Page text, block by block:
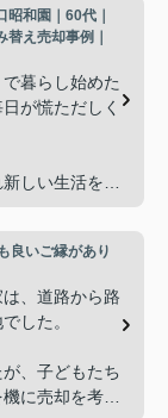
昭和園｜60代｜
え売却事例｜
暮らし始めた
が慌ただしく
しい生活を始
を選びたい
毎日の生活を
り、住み替え
良いご縁があり
、道路から路
した。
、子どもたち
に売却を考え